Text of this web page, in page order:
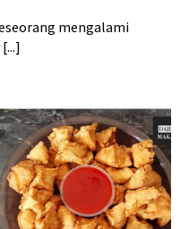
mengalami